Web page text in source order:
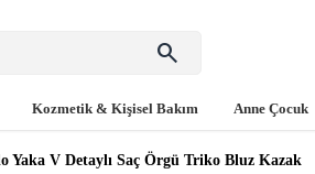
search
Kozmetik & Kişisel Bakım Anne Çocuk
Yaka V Detaylı Saç Örgü Triko Bluz Kazak